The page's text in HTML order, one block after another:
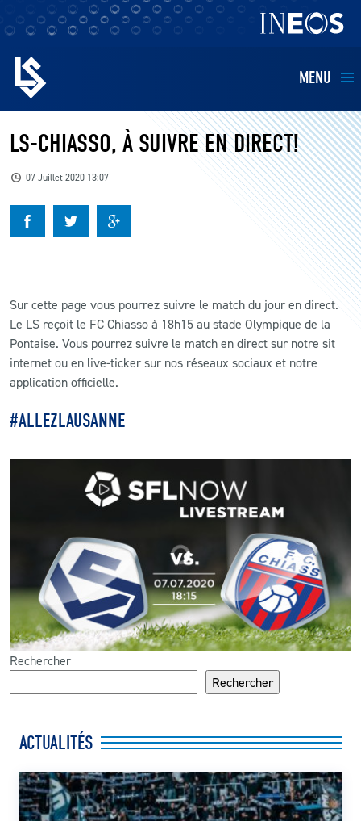
MENU
EQUIPES
BILLETTERIE
FANS
BUSINESS
RESTAURATION
L’APP DU LS
LS ACADEMY CAMPS
MATCH DES CELEBRITES
PRESSE ET MEDIAS
LS-CHIASSO, À SUIVRE EN DIRECT!
07 Juillet 2020 13:07
Sur cette page vous pourrez suivre le match du jour en direct.
Le LS reçoit le FC Chiasso à 18h15 au stade Olympique de la
Pontaise. Vous pourrez suivre le match en direct sur notre sit
internet ou en live-ticker sur nos réseaux sociaux et notre
application officielle.
#ALLEZLAUSANNE
Rechercher
Rechercher
ACTUALITÉS